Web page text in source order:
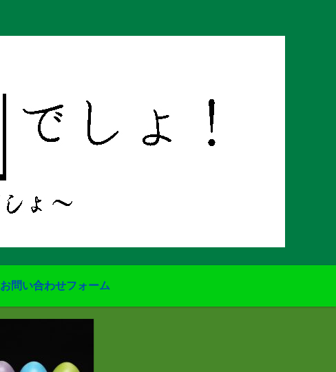
お問い合わせフォーム